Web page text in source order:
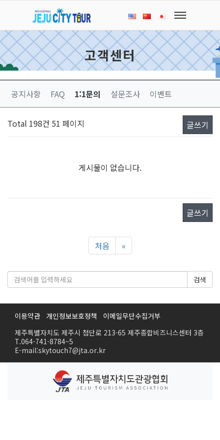
고객센터
공지사항 FAQ 1:1문의 설문조사 이벤트
Total 198건 51 페이지 글쓰기
게시물이 없습니다.
글쓰기
처음 «
검색
이용약관 개인정보보호정책
이메일무단수집거부
제주특별자치도 제주시 첨단로 213-65 제주종합비즈니스센터 3층
T.064-741-8784~5
E-mail:skytouch7@jta.or.kr